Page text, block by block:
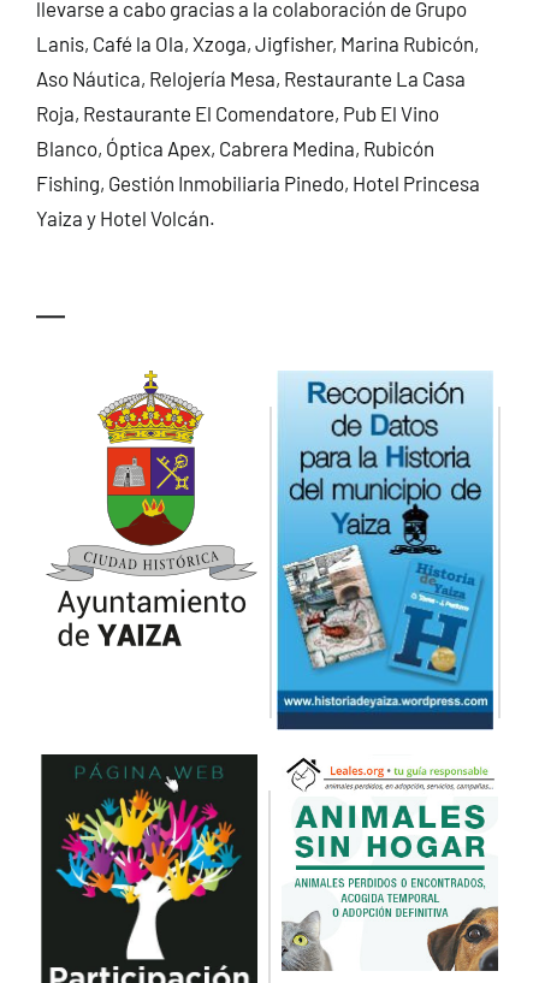
llevarse a cabo gracias a la colaboración de Grupo
Lanis, Café la Ola, Xzoga, Jigfisher, Marina Rubicón,
Aso Náutica, Relojería Mesa, Restaurante La Casa
Roja, Restaurante El Comendatore, Pub El Vino
Blanco, Óptica Apex, Cabrera Medina, Rubicón
Fishing, Gestión Inmobiliaria Pinedo, Hotel Princesa
Yaiza y Hotel Volcán.
—